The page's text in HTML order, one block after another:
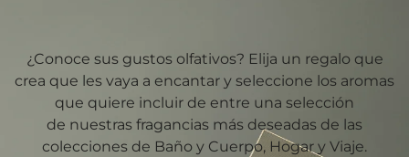
¿Conoce sus gustos olfativos? Elija un regalo que
crea que les vaya a encantar y seleccione los aromas
que quiere incluir de entre una selección
de nuestras fragancias más deseadas de las
colecciones de Baño y Cuerpo, Hogar y Viaje.